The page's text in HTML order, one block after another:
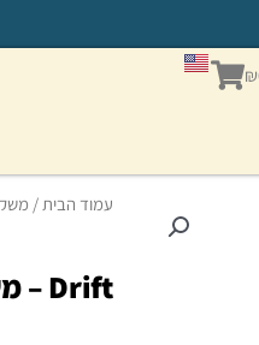
₪עגלת
קניות
עמוד הבית/
Drift – משקפי מרשם